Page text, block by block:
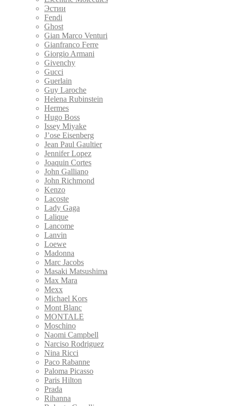
Эстии
Fendi
Ghost
Gian Marco Venturi
Gianfranco Ferre
Giorgio Armani
Givenchy
Gucci
Guerlain
Guy Laroche
Helena Rubinstein
Hermes
Hugo Boss
Issey Miyake
J’ose Eisenberg
Jean Paul Gaultier
Jennifer Lopez
Joaquin Cortes
John Galliano
John Richmond
Kenzo
Lacoste
Lady Gaga
Lalique
Lancome
Lanvin
Loewe
Madonna
Marc Jacobs
Masaki Matsushima
Max Mara
Mexx
Michael Kors
Mont Blanc
MONTALE
Moschino
Naomi Campbell
Narciso Rodriguez
Nina Ricci
Paco Rabanne
Paloma Picasso
Paris Hilton
Prada
Rihanna